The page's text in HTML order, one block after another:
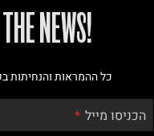
!GET THE NEWS
כל ההמראות והנחיתות
הכניסו מייל